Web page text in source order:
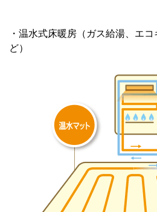
・温水式床暖房（ガス給湯、エ
ど）